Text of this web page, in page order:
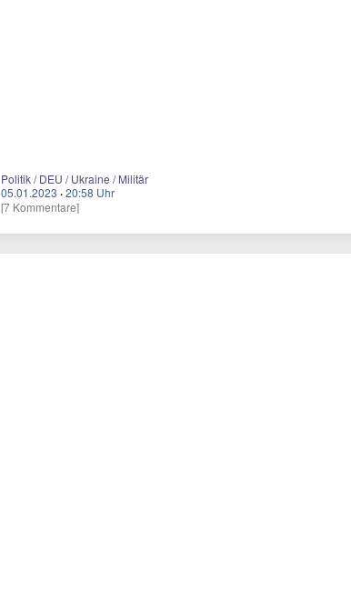
Politik / DEU / Ukraine / Militär
05.01.2023 ·20:58 Uhr
[7 Kommentare]